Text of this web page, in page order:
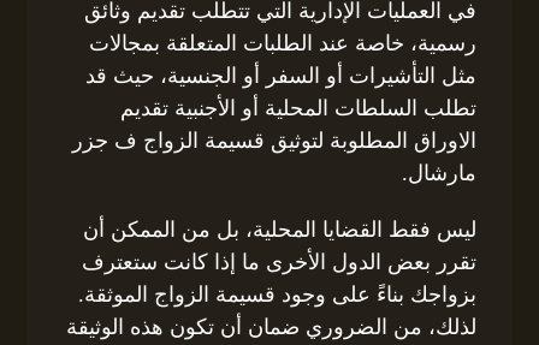
في العمليات الإدارية التي تتطلب تقديم وثائق
رسمية، خاصة عند الطلبات المتعلقة بمجالات
مثل التأشيرات أو السفر أو الجنسية، حيث قد
تطلب السلطات المحلية أو الأجنبية تقديم
الاوراق المطلوبة لتوثيق قسيمة الزواج ف جزر
مارشال.
ليس فقط القضايا المحلية، بل من الممكن أن
تقرر بعض الدول الأخرى ما إذا كانت ستعترف
بزواجك بناءً على وجود قسيمة الزواج الموثقة.
لذلك، من الضروري ضمان أن تكون هذه الوثيقة